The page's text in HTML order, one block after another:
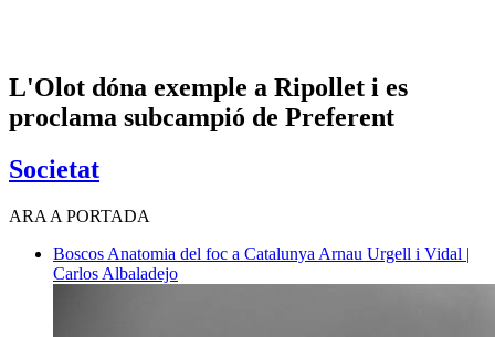
L'Olot dóna exemple a Ripollet i es
proclama subcampió de Preferent
Societat
ARA A PORTADA
Boscos Anatomia del foc a Catalunya Arnau Urgell i Vidal |
Carlos Albaladejo